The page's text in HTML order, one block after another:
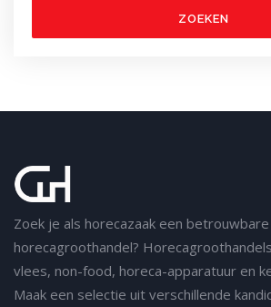
ZOEKEN
Zoek je als horecazaak een
horecagroothandel?
vlees, non-food, horeca-apparatuur en
Maak een selectie uit verschillende